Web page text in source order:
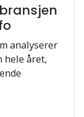
analyserer
hele året,